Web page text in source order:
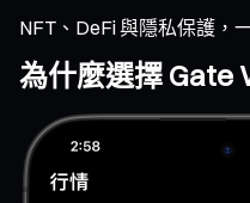
NFT、DeFi 與隱私保護，
為什麼選擇 Gate